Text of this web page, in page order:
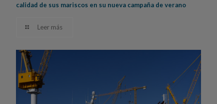
calidad de sus mariscos en su nueva campaña de verano
Leer más